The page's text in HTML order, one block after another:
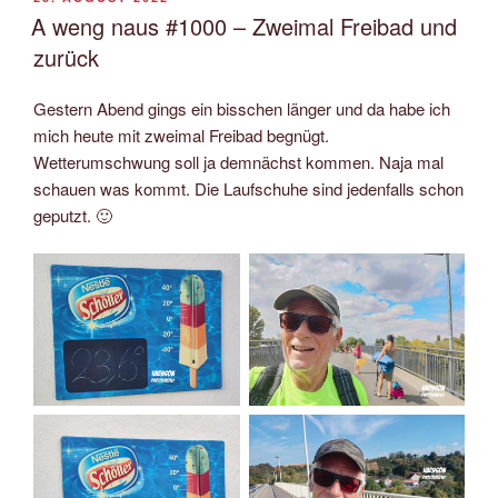
AM
A weng naus #1000 – Zweimal Freibad und
zurück
Gestern Abend gings ein bisschen länger und da habe ich
mich heute mit zweimal Freibad begnügt.
Wetterumschwung soll ja demnächst kommen. Naja mal
schauen was kommt. Die Laufschuhe sind jedenfalls schon
geputzt. 🙂